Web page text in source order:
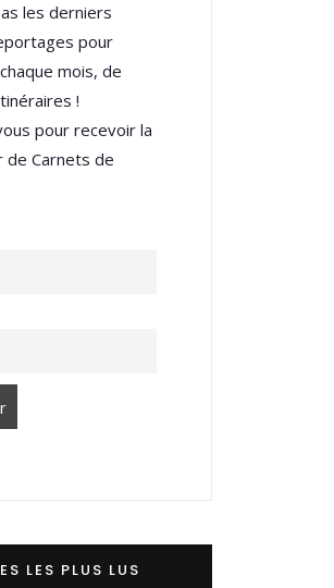
les derniers
pour
mois, de
!
pour recevoir la
Carnets de
LES PLUS LUS